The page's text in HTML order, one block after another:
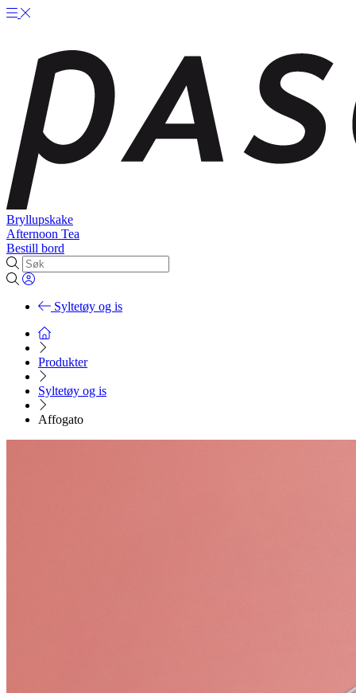
Bryllupskake
Afternoon Tea
Bestill bord
Syltetøy og is
Produkter
Syltetøy og is
Affogato